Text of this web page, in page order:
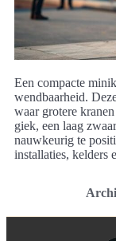
Een compacte
wendbaarheid.
waar grotere
giek, een laag
nauwkeurig te
installaties, kelders